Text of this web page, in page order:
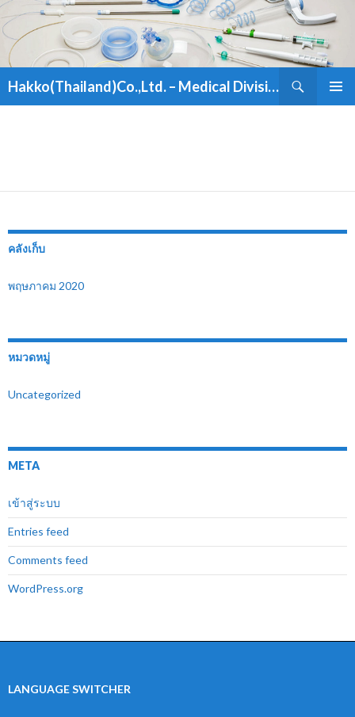
Hakko(Thailand)Co.,Ltd. – Medical Division
คลังเก็บ
พฤษภาคม 2020
หมวดหมู่
Uncategorized
META
เข้าสู่ระบบ
Entries feed
Comments feed
WordPress.org
LANGUAGE SWITCHER